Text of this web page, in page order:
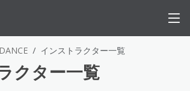
インストラクター一覧
クター一覧